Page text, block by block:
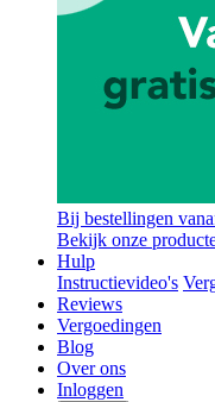
Bij bestellingen
Bekijk onze
Hulp
Instructievideo's
Reviews
Vergoedingen
Blog
Over ons
Inloggen